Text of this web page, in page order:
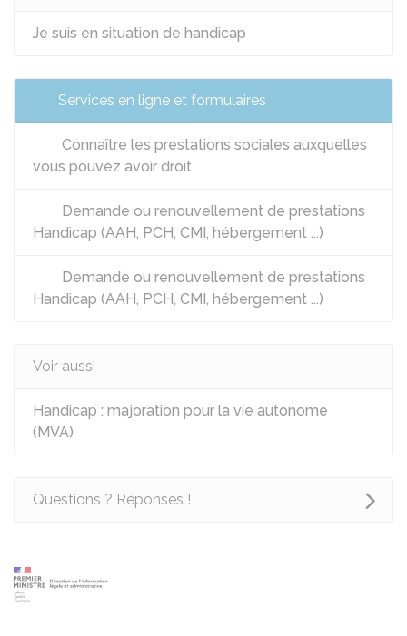
Je suis en situation de handicap
Services en ligne et formulaires
Connaître les prestations sociales auxquelles
vous pouvez avoir droit
Demande ou renouvellement de prestations
Handicap (AAH, PCH, CMI, hébergement ...)
Demande ou renouvellement de prestations
Handicap (AAH, PCH, CMI, hébergement ...)
Voir aussi
Handicap : majoration pour la vie autonome
(MVA)
Questions ? Réponses !